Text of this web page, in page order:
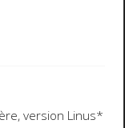
version Linus*